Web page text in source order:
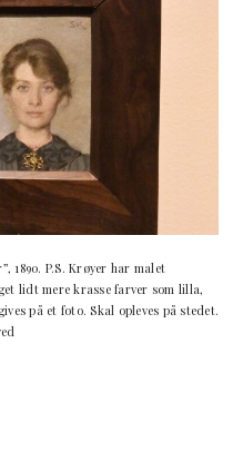
1890. P.S. Krøyer har malet
lidt mere krasse farver som lilla,
på et foto. Skal opleves på stedet.